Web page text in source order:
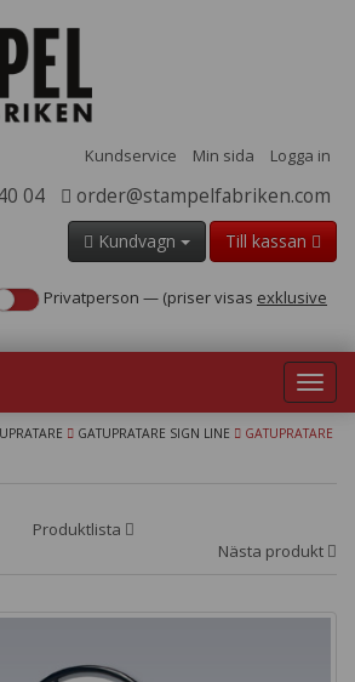
Kundservice Min sida Logga in
04 order@stampelfabriken.com
Kundvagn Till kassan
Privatperson — (priser visas exklusive
GATUPRATARE SIGN LINE
GATUPRATARE
Produktlista
Nästa produkt